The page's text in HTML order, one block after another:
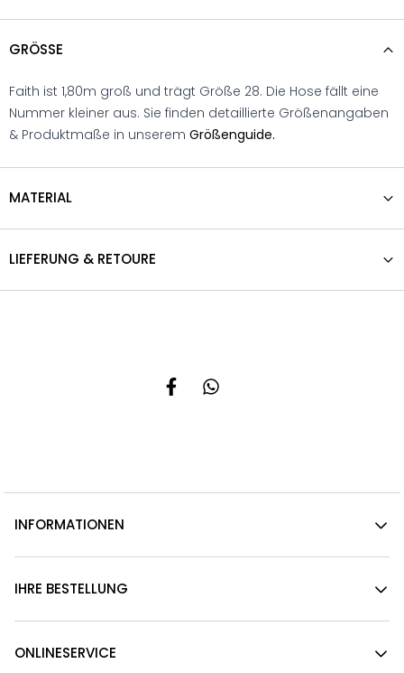
GRÖSSE
Faith ist 1,80m groß und trägt Größe 28. Die Hose fällt eine
Nummer kleiner aus. Sie finden detaillierte Größenangaben
& Produktmaße in unserem Größenguide.
MATERIAL
LIEFERUNG & RETOURE
INFORMATIONEN
IHRE BESTELLUNG
ONLINESERVICE